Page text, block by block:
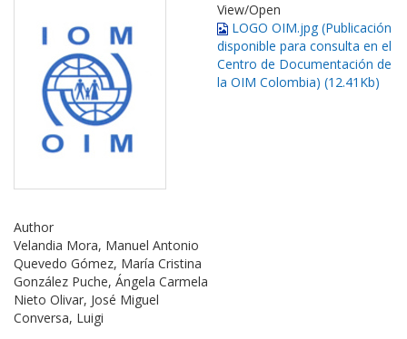
View/Open
LOGO OIM.jpg (Publicación
disponible para consulta en el
Centro de Documentación de
la OIM Colombia) (12.41Kb)
Author
Velandia Mora, Manuel Antonio
Quevedo Gómez, María Cristina
González Puche, Ángela Carmela
Nieto Olivar, José Miguel
Conversa, Luigi